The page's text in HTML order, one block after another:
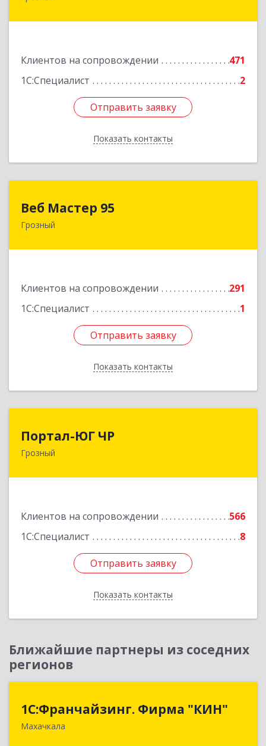
Клиентов на сопровождении
471
1С:Специалист
2
Отправить заявку
Показать контакты
Отправить заявку
Назад
Веб Мастер 95
Грозный
Клиентов на сопровождении
291
1С:Специалист
1
Отправить заявку
Показать контакты
Подробнее
Отправить заявку
Назад
Портал-ЮГ ЧР
Грозный
Клиентов на сопровождении
566
1С:Специалист
8
Отправить заявку
Показать контакты
364906, Чеченская Респ, Грозный г, Путина пр-
Отправить заявку
Назад
Ближайшие партнеры из соседних
регионов
1С:Франчайзинг. Фирма "КИН"
Махачкала
1С:Франчайзинг. Фирма "КИН"
367030, Дагестан Респ, Махачкала г, И.Казака